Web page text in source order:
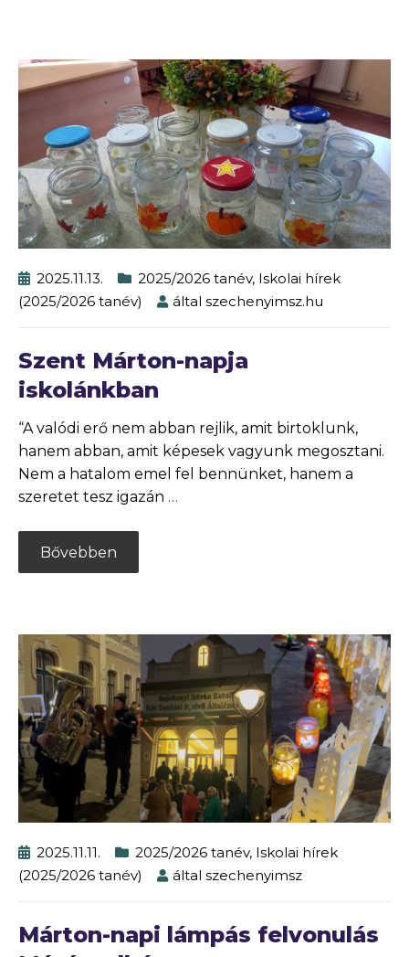
2025.11.13. 2025/2026 tanév, Iskolai hírek
(2025/2026 tanév)
által szechenyimsz.hu
Szent Márton-napja
iskolánkban
“A valódi erő nem abban rejlik, amit birtoklunk,
hanem abban, amit képesek vagyunk megosztani.
Nem a hatalom emel fel bennünket, hanem a
szeretet tesz igazán …
Bővebben
2025.11.11. 2025/2026 tanév, Iskolai hírek
(2025/2026 tanév)
által szechenyimsz
Márton-napi lámpás felvonulás